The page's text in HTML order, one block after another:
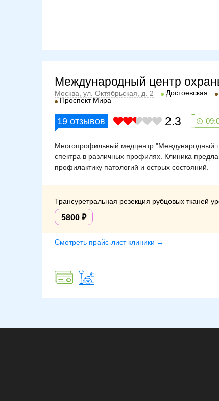
Международный центр
Москва, ул. Октябрьская, д. 2 Достоевская
Проспект Мира
19 отзывов 2.3
Многопрофильный медцентр "Международный
спектра в различных профилях. Клиника
профилактику патологий и острых состояний.
Трансуретральная резекция рубцовых тканей
5800
Смотреть прайс-лист клиники →